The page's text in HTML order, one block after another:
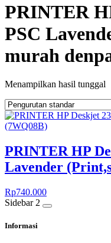
PRINTER
PSC
murah
Menampilkan hasil tunggal
PRINTER HP
Lavender
Rp740.000
Sidebar 2
Informasi